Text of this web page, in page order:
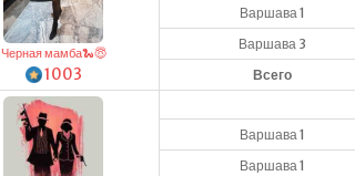
Черная мамба🐍😇
1003
Варшава 1
Варшава 3
Всего
Варшава 1
Варшава 1